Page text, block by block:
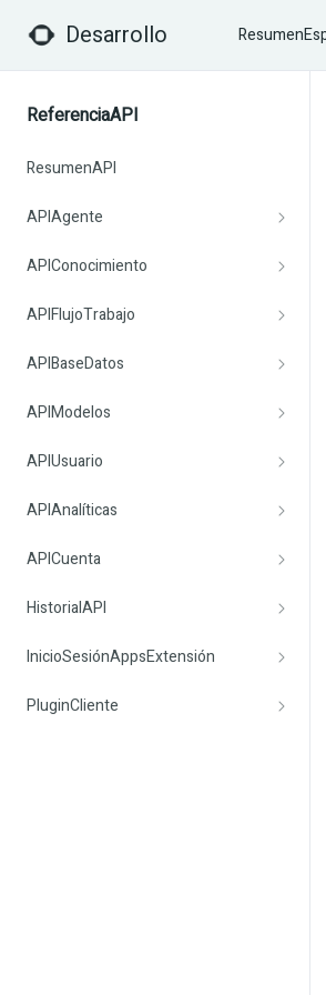
Desarrollo Resumen
ReferenciaAPI
ResumenAPI
APIAgente
APIConocimiento
APIFlujoTrabajo
APIBaseDatos
APIModelos
APIUsuario
APIAnalíticas
APICuenta
HistorialAPI
InicioSesiónAppsExtensión
PluginCliente